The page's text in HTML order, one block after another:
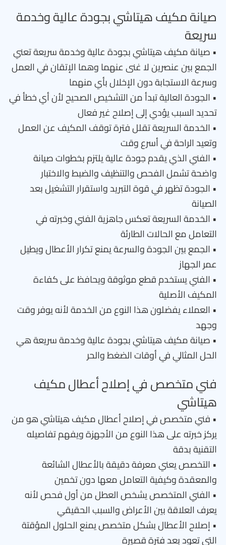
صيانة مكيف هيتاشي بجودة عالية وخدمة
سريعة
• صيانة مكيف هيتاشي بجودة عالية وخدمة سريعة تعني
الجمع بين عنصرين لا غنى عنهما وهما الإتقان في العمل
وسرعة الاستجابة دون الإخلال بأي منهما
• الجودة العالية تبدأ من التشخيص الصحيح لأن أي خطأ في
تحديد السبب يؤدي إلى إصلاح غير فعال
• الخدمة السريعة تقلل فترة توقف المكيف عن العمل
وتعيد الراحة في أسرع وقت
• الفني الذي يقدم جودة عالية يلتزم بخطوات صيانة
واضحة تشمل الفحص والتنظيف والضبط والاختبار
• الجودة تظهر في قوة التبريد واستقرار التشغيل بعد
الصيانة
• الخدمة السريعة تعكس جاهزية الفني وخبرته في
التعامل مع الحالات الطارئة
• الجمع بين الجودة والسرعة يمنع تكرار الأعطال ويطيل
عمر الجهاز
• الفني يستخدم قطع موثوقة ويحافظ على كفاءة
المكيف الأصلية
• العملاء يفضلون هذا النوع من الخدمة لأنه يوفر وقت
وجهد
• صيانة مكيف هيتاشي بجودة عالية وخدمة سريعة هي
الحل المثالي في أوقات الضغط والحر
فني متخصص في إصلاح أعطال مكيف
هيتاشي
• فني متخصص في إصلاح أعطال مكيف هيتاشي هو من
يركز خبرته على هذا النوع من الأجهزة ويفهم تفاصيله
التقنية بدقة
• التخصص يعني معرفة دقيقة بالأعطال الشائعة
والمعقدة وكيفية التعامل معها دون تخمين
• الفني المتخصص يشخص العطل من أول فحص لأنه
يعرف العلاقة بين الأعراض والسبب الحقيقي
• إصلاح الأعطال بشكل متخصص يمنع الحلول المؤقتة
التي تعود بعد فترة قصيرة